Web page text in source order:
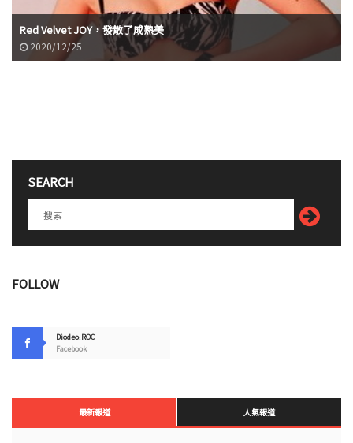
Red Velvet JOY，發散了成熟美
2020/12/25
SEARCH
FOLLOW
Diodeo.ROC
Facebook
最新報道 人氣報道